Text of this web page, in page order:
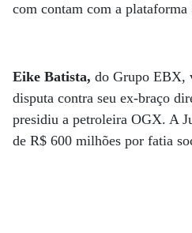
com contam com a plataforma
Eike Batista, do Grupo EBX,
disputa contra seu ex-braço
presidiu a petroleira OGX. A
de R$ 600 milhões por fatia